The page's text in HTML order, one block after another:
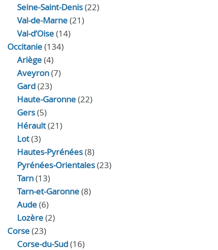
Seine-Saint-Denis(22)
Val-de-Marne(21)
Val-d’Oise(14)
Occitanie(134)
Ariège(4)
Aveyron(7)
Gard(23)
Haute-Garonne(22)
Gers(5)
Hérault(21)
Lot(3)
Hautes-Pyrénées(8)
Pyrénées-Orientales(23)
Tarn(13)
Tarn-et-Garonne(8)
Aude(6)
Lozère(2)
Corse(23)
Corse-du-Sud(16)